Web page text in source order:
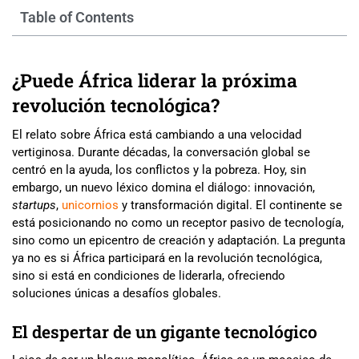
Table of Contents
¿Puede África liderar la próxima
revolución tecnológica?
El relato sobre África está cambiando a una velocidad
vertiginosa. Durante décadas, la conversación global se
centró en la ayuda, los conflictos y la pobreza. Hoy, sin
embargo, un nuevo léxico domina el diálogo: innovación,
startups, unicornios y transformación digital. El continente se
está posicionando no como un receptor pasivo de tecnología,
sino como un epicentro de creación y adaptación. La pregunta
ya no es si África participará en la revolución tecnológica,
sino si está en condiciones de liderarla, ofreciendo
soluciones únicas a desafíos globales.
El despertar de un gigante tecnológico